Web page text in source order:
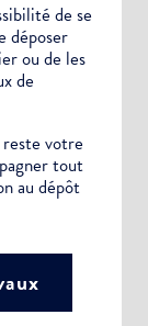
de se
déposer
ou de les
de
votre
tout
au dépôt